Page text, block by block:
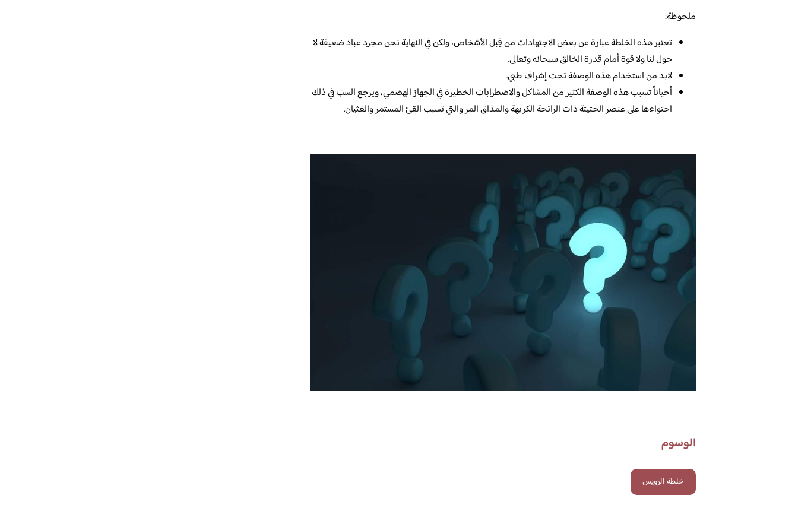
ملحوظة:
تعتبر هذه الخلطة عبارة عن بعض الاجتهادات من قِبل الأشخاص، ولكن في النهاية نحن مجرد عباد ضعيفة لا
حول لنا ولا قوة أمام قدرة الخالق سبحانه وتعالى.
لابد من استخدام هذه الوصفة تحت إشراف طبي.
أحياناً تسبب هذه الوصفة الكثير من المشاكل والاضطرابات الخطيرة في الجهاز الهضمي، ويرجع السب في ذلك
احتواءها على عنصر الحتيتة ذات الرائحة الكريهة والمذاق المر والتي تسبب القئ المستمر والغثيان.
الوسوم
خلطة الرويس